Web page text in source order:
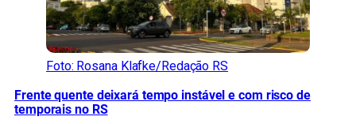
Foto: Rosana Klafke/Redação RS
Frente quente deixará tempo instável e com risco de
temporais no RS